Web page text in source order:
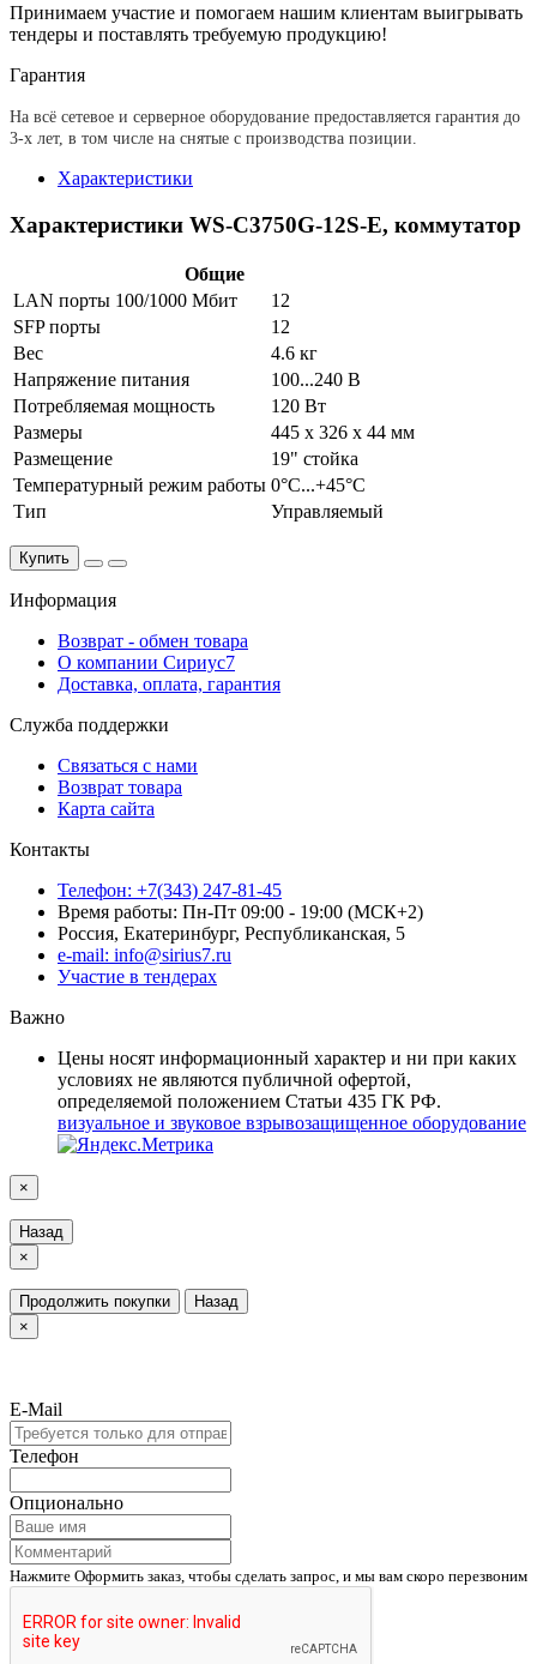
Принимаем участие и помогаем нашим клиентам выигрывать
тендеры и поставлять требуемую продукцию!
Гарантия
На всё сетевое и серверное оборудование предоставляется гарантия до
3-х лет, в том числе на снятые с производства позиции.
Характеристики
Характеристики WS-C3750G-12S-E, коммутатор
Общие
LAN порты 100/1000 Мбит
12
SFP порты
12
Вес
4.6 кг
Напряжение питания
100...240 В
Потребляемая мощность
120 Вт
Размеры
445 x 326 x 44 мм
Размещение
19" стойка
Температурный режим работы 0°C...+45°C
Тип
Управляемый
Купить
Информация
Возврат - обмен товара
О компании Сириус7
Доставка, оплата, гарантия
Служба поддержки
Связаться с нами
Возврат товара
Карта сайта
Контакты
Телефон: +7(343) 247-81-45
Время работы: Пн-Пт 09:00 - 19:00 (МСК+2)
Россия, Екатеринбург, Республиканская, 5
e-mail: info@sirius7.ru
Участие в тендерах
Важно
Цены носят информационный характер и ни при каких
условиях не являются публичной офертой,
определяемой положением Статьи 435 ГК РФ.
визуальное и звуковое взрывозащищенное оборудование
×
Назад
×
Продолжить покупки
Назад
×
E-Mail
Телефон
Опционально
Нажмите Оформить заказ, чтобы сделать запрос, и мы вам скоро перезвоним